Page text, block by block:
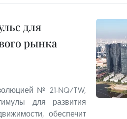
для
рынка
№ 21-NQ/TW,
для развития
обеспечит